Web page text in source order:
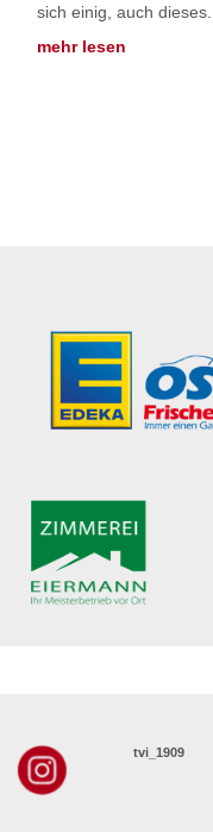
sich einig, auch dieses...
mehr lesen
tvi_1909